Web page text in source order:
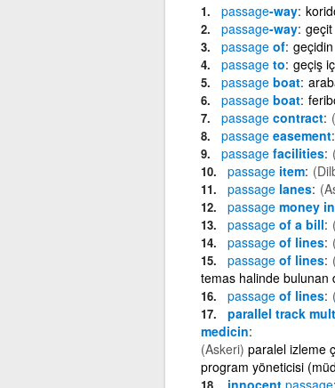
passage-way
passage-way geçit
passageof geçidin
passageto geçiş
passageboat
passageboat
passagecontract
passageeasement
passagefacilities
passageitem
passagelanes
passagemoney
passageof a bill
passageof lines
passageof lines
temas halinde bulunan
passageof lines
parallel track
medicin
(Askeri) paralel izleme
program yöneticisi
innocent passage